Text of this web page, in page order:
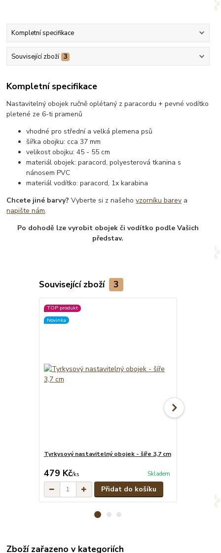
Kompletní specifikace
Související zboží 3
Kompletní specifikace
Nastavitelný obojek ručně oplétaný z paracordu + pevné vodítko
pletené ze 6-ti pramenů
vhodné pro střední a velká plemena psů
šířka obojku: cca 37 mm
velikost obojku: 45 - 55 cm
materiál obojek: paracord, polyesterová tkanina s
nánosem PVC
materiál vodítko: paracord, 1x karabina
Chcete jiné barvy? Vyberte si z našehovzorníku barev a
napište nám.
Po dohodě lze vyrobit obojek či vodítko podle Vašich
představ.
Související zboží 3
TOP produkt
Novinka
Tyrkysový nastavitelný obojek - šíře 3,7 cm
479 Kč/ks Skladem
Přidat do košíku
Zboží zařazeno v kategoriích